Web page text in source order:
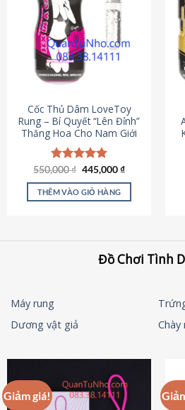
Cốc Thủ Dâm LoveToy
Rung – Bí Quyết “Lên Đỉnh”
Thăng Hoa Cho Nam Giới
Được xếp
hạng5.00
5 sao
550,000₫ Giá
là:
550,000 ₫.
445,000₫Giá
tại
THÊM VÀO GIỎ HÀNG
Đồ Chơi Tình
Máy rung
Dương vật giả
Chày
Giảm giá!